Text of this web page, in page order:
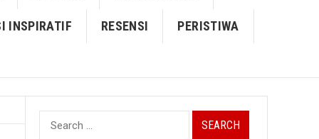
INSPIRATIF RESENSI PERISTIWA
Search